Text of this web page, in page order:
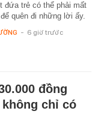
đứa trẻ có thể phải mất
quên đi những lời ấy.
- 6 giờ trước
đồng
chỉ có